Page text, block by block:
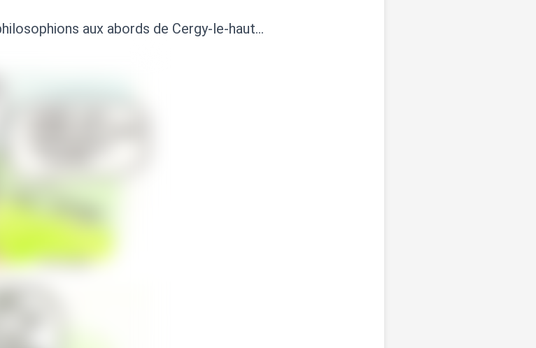
aux abords de Cergy-le-haut…